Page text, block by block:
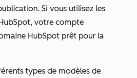
Si vous utilisez les
votre compte
HubSpot prêt pour la
types de modèles de